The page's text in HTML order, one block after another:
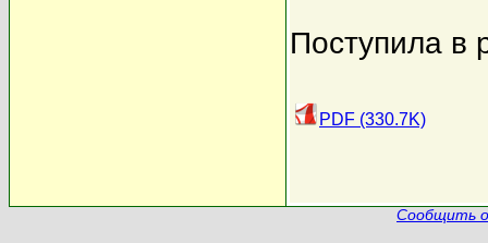
Поступила в
PDF (330.7K)
Сообщить о